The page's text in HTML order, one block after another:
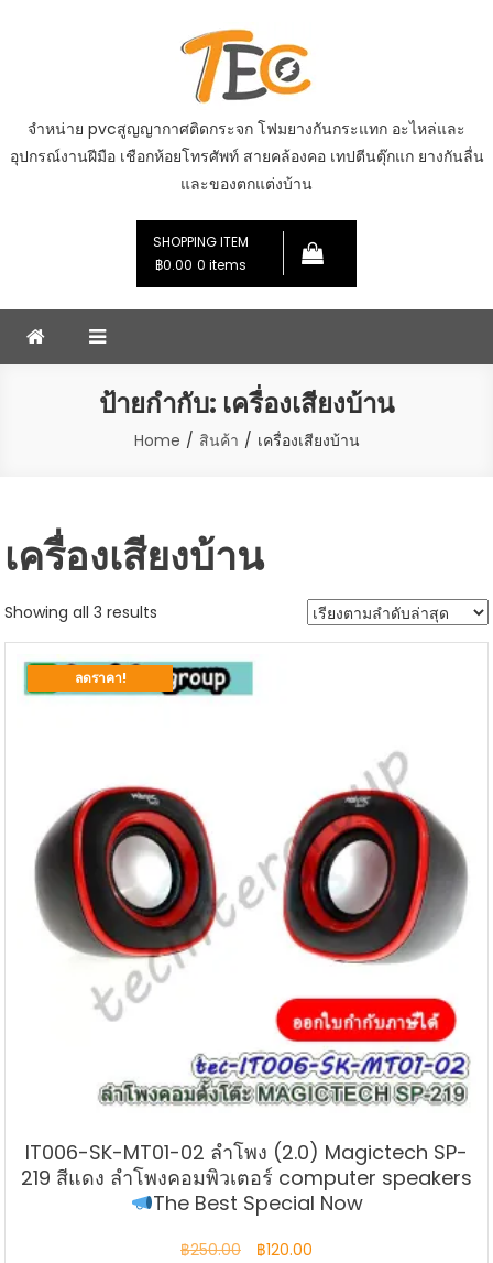
จำหน่าย pvcสูญญากาศติดกระจก โฟมยางกันกระแทก อะไหล่และ
อุปกรณ์งานฝีมือ เชือกห้อยโทรศัพท์ สายคล้องคอ เทปตีนตุ๊กแก ยางกันลื่น
และของตกแต่งบ้าน
SHOPPING ITEM
฿0.00 0 items
ป้ายกำกับ: เครื่องเสียงบ้าน
Home สินค้า เครื่องเสียงบ้าน
เครื่องเสียงบ้าน
Showing all 3 results
by
latest
ลดราคา!
IT006-SK-MT01-02 ลำโพง (2.0) Magictech SP-
219 สีแดง ลำโพงคอมพิวเตอร์ computer speakers
The Best Special Now
฿250.00
Original
฿120.00